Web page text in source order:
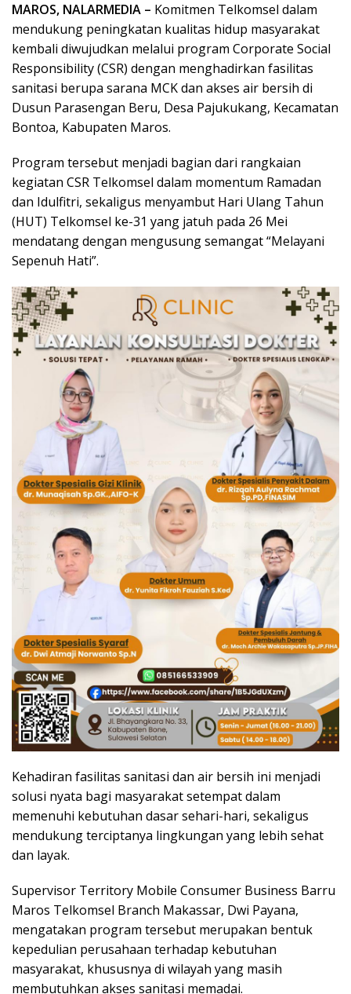
MAROS, NALARMEDIA – Komitmen Telkomsel dalam
mendukung peningkatan kualitas hidup masyarakat
kembali diwujudkan melalui program Corporate Social
Responsibility (CSR) dengan menghadirkan fasilitas
sanitasi berupa sarana MCK dan akses air bersih di
Dusun Parasengan Beru, Desa Pajukukang, Kecamatan
Bontoa, Kabupaten Maros.
Program tersebut menjadi bagian dari rangkaian
kegiatan CSR Telkomsel dalam momentum Ramadan
dan Idulfitri, sekaligus menyambut Hari Ulang Tahun
(HUT) Telkomsel ke-31 yang jatuh pada 26 Mei
mendatang dengan mengusung semangat “Melayani
Sepenuh Hati”.
Kehadiran fasilitas sanitasi dan air bersih ini menjadi
solusi nyata bagi masyarakat setempat dalam
memenuhi kebutuhan dasar sehari-hari, sekaligus
mendukung terciptanya lingkungan yang lebih sehat
dan layak.
Supervisor Territory Mobile Consumer Business Barru
Maros Telkomsel Branch Makassar, Dwi Payana,
mengatakan program tersebut merupakan bentuk
kepedulian perusahaan terhadap kebutuhan
masyarakat, khususnya di wilayah yang masih
membutuhkan akses sanitasi memadai.